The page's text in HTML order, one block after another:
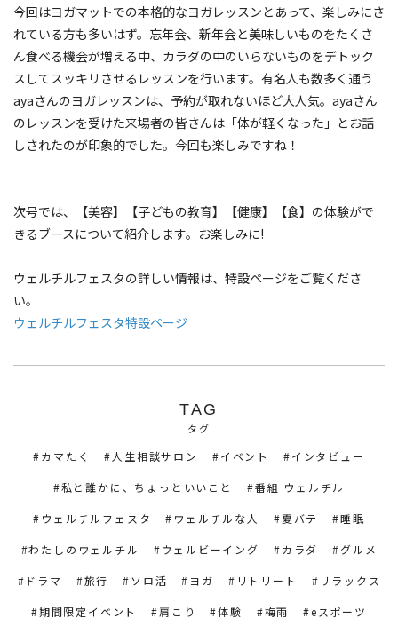
今回はヨガマットでの本格的なヨガレッスンとあって、楽しみにさ
れている方も多いはず。忘年会、新年会と美味しいものをたくさ
ん食べる機会が増える中、カラダの中のいらないものをデトック
スしてスッキリさせるレッスンを行います。有名人も数多く通う
ayaさんのヨガレッスンは、予約が取れないほど大人気。ayaさん
のレッスンを受けた来場者の皆さんは「体が軽くなった」とお話
しされたのが印象的でした。今回も楽しみですね！
次号では、【美容】【子どもの教育】【健康】【食】の体験がで
きるブースについて紹介します。お楽しみに!
ウェルチルフェスタの詳しい情報は、特設ページをご覧くださ
い。
ウェルチルフェスタ特設ページ
TAG
タグ
カマたく 人生相談サロン イベント インタビュー
私と誰かに、ちょっといいこと 番組 ウェルチル
ウェルチルフェスタ ウェルチルな人 夏バテ 睡眠
わたしのウェルチル ウェルビーイング カラダ グルメ
ドラマ 旅行 ソロ活 ヨガ リトリート リラックス
期間限定イベント 肩こり 体験 梅雨 eスポーツ